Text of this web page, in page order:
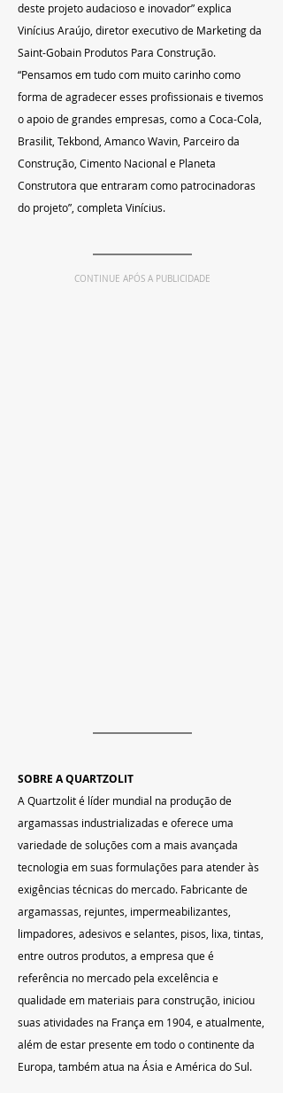
deste projeto audacioso e inovador” explica
Vinícius Araújo, diretor executivo de Marketing da
Saint-Gobain Produtos Para Construção.
“Pensamos em tudo com muito carinho como
forma de agradecer esses profissionais e tivemos
o apoio de grandes empresas, como a Coca-Cola,
Brasilit, Tekbond, Amanco Wavin, Parceiro da
Construção, Cimento Nacional e Planeta
Construtora que entraram como patrocinadoras
do projeto”, completa Vinícius.
CONTINUE APÓS A PUBLICIDADE
SOBRE A QUARTZOLIT
A Quartzolit é líder mundial na produção de
argamassas industrializadas e oferece uma
variedade de soluções com a mais avançada
tecnologia em suas formulações para atender às
exigências técnicas do mercado. Fabricante de
argamassas, rejuntes, impermeabilizantes,
limpadores, adesivos e selantes, pisos, lixa, tintas,
entre outros produtos, a empresa que é
referência no mercado pela excelência e
qualidade em materiais para construção, iniciou
suas atividades na França em 1904, e atualmente,
além de estar presente em todo o continente da
Europa, também atua na Ásia e América do Sul.